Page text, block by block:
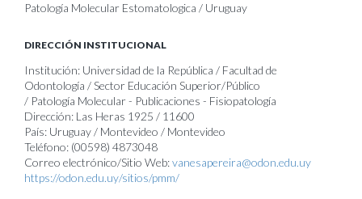
Patología Molecular Estomatologica / Uruguay
DIRECCIÓN INSTITUCIONAL
Institución: Universidad de la República / Facultad de
Odontología / Sector Educación Superior/Público
/ Patología Molecular - Publicaciones - Fisiopatología
Dirección: Las Heras 1925 / 11600
País: Uruguay / Montevideo / Montevideo
Teléfono: (00598) 4873048
Correo electrónico/Sitio Web:vanesapereira@odon.edu.uy
https://odon.edu.uy/sitios/pmm/